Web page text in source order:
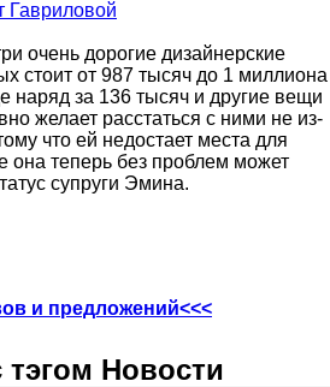
Гавриловой
очень дорогие дизайнерские
стоит от 987 тысяч до 1 миллиона
наряд за 136 тысяч и другие вещи
желает расстаться с ними не из-
что ей недостает места для
она теперь без проблем может
супруги Эмина.
и предложений<<<
Новости